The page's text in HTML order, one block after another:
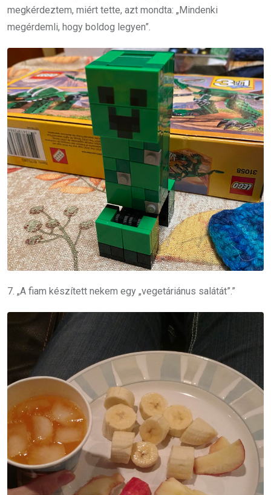
megkérdeztem, miért tette, azt mondta: „Mindenki
megérdemli, hogy boldog legyen”.
7. „A fiam készített nekem egy „vegetáriánus salátát”.”